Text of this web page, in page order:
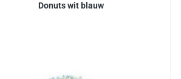
Donuts wit blauw